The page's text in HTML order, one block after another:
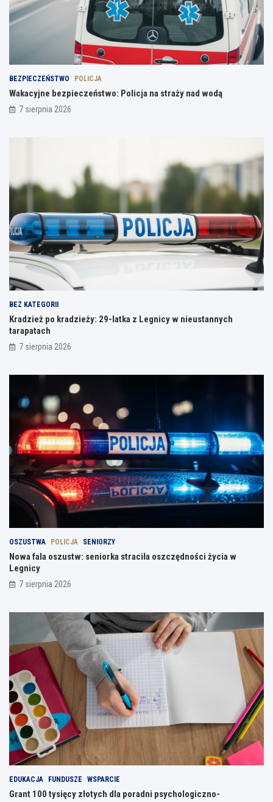
BEZPIECZEŃSTWO POLICJA
Wakacyjne bezpieczeństwo: Policja na straży nad wodą
7 sierpnia 2026
BEZ KATEGORII
Kradzież po kradzieży: 29-latka z Legnicy w nieustannych
tarapatach
7 sierpnia 2026
OSZUSTWA POLICJA SENIORZY
Nowa fala oszustw: seniorka straciła oszczędności życia w
Legnicy
7 sierpnia 2026
EDUKACJA FUNDUSZE WSPARCIE
Grant 100 tysięcy złotych dla poradni psychologiczno-